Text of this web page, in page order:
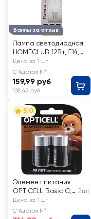
Баллы за отзыв
Лампа светодиодная
HOMECLUB 12Вт, E14,
2700K, теплый белый
свет, HLL-C37-12-230-
2.7K-E14-FR, Арт. LED-
C35-12E1427
Цена за 1 шт
С Картой №1
159,99 руб
168,42 руб
5.0
Элемент питания
OPTICELL Basic С,
Арт. 5051004
2шт
Цена за 1 шт
С Картой №1